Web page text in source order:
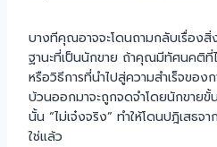
บางทีคุณอาจจะโดนถามกลับเรื่องสิ่
ฐานะที่เป็นนักขาย ถ้าคุณมีทัศนคติที่ไ
หรือวิธีการที่นำไปสู่ความสำเร็จขอ
บ้วนออกมาจะถูกจดจำโดยนักขาย
นั้น “ไม่เจ๋งจริง” ทำให้โดนปฎิเสธ
ใช่แล้ว